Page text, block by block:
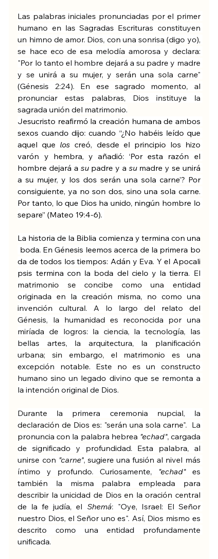
Las palabras iniciales pronunciadas por el primer
humano en las Sagradas Escrituras constituyen
un himno de amor. Dios, con una sonrisa (digo yo),
se hace eco de esa melodía amorosa y declara:
"Por lo tanto el hombre dejará a su padre y madre
y se unirá a su mujer, y serán una sola carne"
(Génesis 2:24). En ese sagrado momento, al
pronunciar estas palabras, Dios instituye la
sagrada unión del matrimonio.
Jesucristo reafirmó la creación humana de ambos
sexos cuando dijo: cuando “¿No habéis leído que
aquel que los creó, desde el principio los hizo
varón y hembra, y añadió: ‘Por esta razón el
hombre dejará a su padre y a su madre y se unirá
a su mujer, y los dos serán una sola carne’? Por
consiguiente, ya no son dos, sino una sola carne.
Por tanto, lo que Dios ha unido, ningún hombre lo
separe” (Mateo 19:4-6).
La historia de la Biblia comienza y termina con una
boda. En Génesis leemos acerca de la primera bo
da de todos los tiempos: Adán y Eva. Y el Apocali
psis termina con la boda del cielo y la tierra. El
matrimonio se concibe como una entidad
originada en la creación misma, no como una
invención cultural. A lo largo del relato del
Génesis, la humanidad es reconocida por una
miríada de logros: la ciencia, la tecnología, las
bellas artes, la arquitectura, la planificación
urbana; sin embargo, el matrimonio es una
excepción notable. Este no es un constructo
humano sino un legado divino que se remonta a
la intención original de Dios.
Durante la primera ceremonia nupcial, la
declaración de Dios es: "serán una sola carne".  La
pronuncia con la palabra hebrea "echad", cargada
de significado y profundidad. Esta palabra, al
unirse con "carne", sugiere una fusión al nivel más
íntimo y profundo. Curiosamente,
"echad" es
también la misma palabra empleada para
describir la unicidad de Dios en la oración central
de la fe judía, el Shemá: "Oye, Israel: El Señor
nuestro Dios, el Señor uno es". Así, Dios mismo es
descrito como una entidad profundamente
unificada.